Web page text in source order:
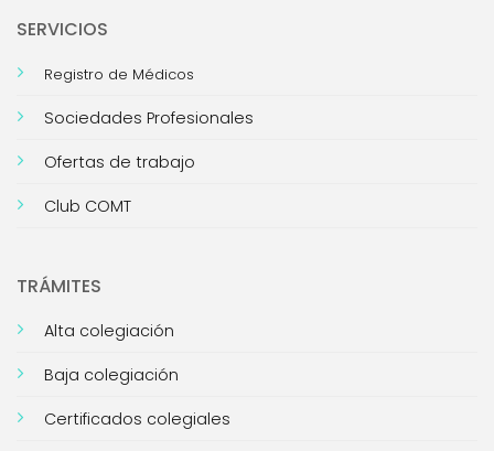
SERVICIOS
Registro de Médicos
Sociedades Profesionales
Ofertas de trabajo
Club COMT
TRÁMITES
Alta colegiación
Baja colegiación
Certificados colegiales